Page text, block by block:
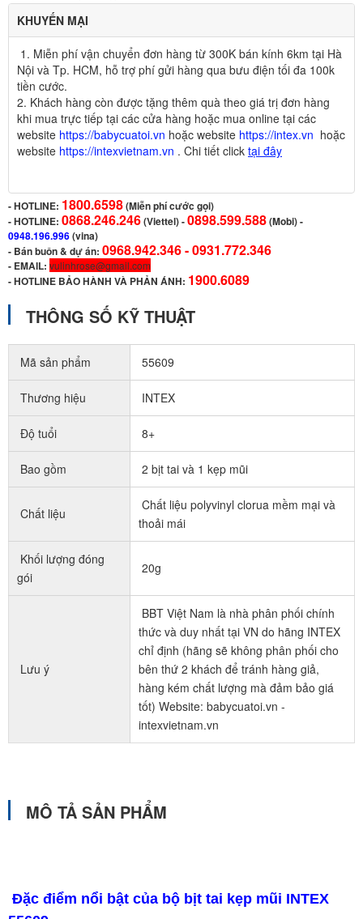
KHUYẾN MẠI
1. Miễn phí vận chuyển đơn hàng từ 300K bán kính 6km tại Hà
Nội và Tp. HCM, hỗ trợ phí gửi hàng qua bưu điện tối đa 100k
tiền cước.
2. Khách hàng còn được tặng thêm quà theo giá trị đơn hàng
khi mua trực tiếp tại các cửa hàng hoặc mua online tại các
website https://babycuatoi.vn hoặc website https://intex.vn hoặc
website https://intexvietnam.vn . Chi tiết click tại đây
-HOTLINE: 1800.6598(Miễn phí cước gọi)
- HOTLINE: 0868.246.246(Viettel)-0898.599.588(Mobi) -
0948.196.996(vina)
- Bán buôn & dự án: 0968.942.346 -0931.772.346
- EMAIL: vulinhrose@gmail.com
-HOTLINE BẢO HÀNH VÀ PHẢN ÁNH: 1900.6089
THÔNG SỐ KỸ THUẬT
Mã sản phẩm 55609
Thương hiệu INTEX
Độ tuổi 8+
Bao gồm 2 bịt tai và 1 kẹp mũi
Chất liệu
Chất liệu polyvinyl clorua mềm mại và
thoải mái
Khối lượng đóng
gói
20g
Lưu ý
BBT Việt Nam là nhà phân phối chính
thức và duy nhất tại VN do hãng INTEX
chỉ định (hãng sẽ không phân phối cho
bên thứ 2 khách để tránh hàng giả,
hàng kém chất lượng mà đảm bảo giá
tốt) Website: babycuatoi.vn -
intexvietnam.vn
MÔ TẢ SẢN PHẨM
Đặc điểm nổi bật của bộ bịt tai kẹp mũi INTEX